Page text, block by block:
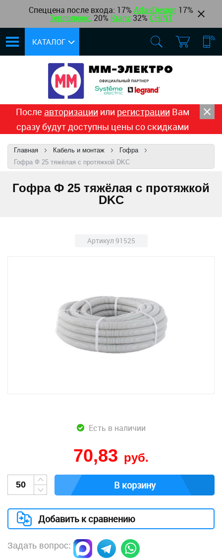
Спеццена после входа: 17% AtlasDesign 17%
Теплолюкс, 20% Kranz 32% CHINT
КАТАЛОГ
После авторизации или регистрации Вам
сразу будут доступны цены со скидками
Главная Кабель и монтаж
Гофра
Гофра Ф 25 тяжёлая с протяжкой DKC
Гофра Ф 25 тяжёлая с протяжкой
DKC
Артикул 91525
Есть в наличии
70,83 руб.
В корзину
Добавить к сравнению
Задать вопрос: